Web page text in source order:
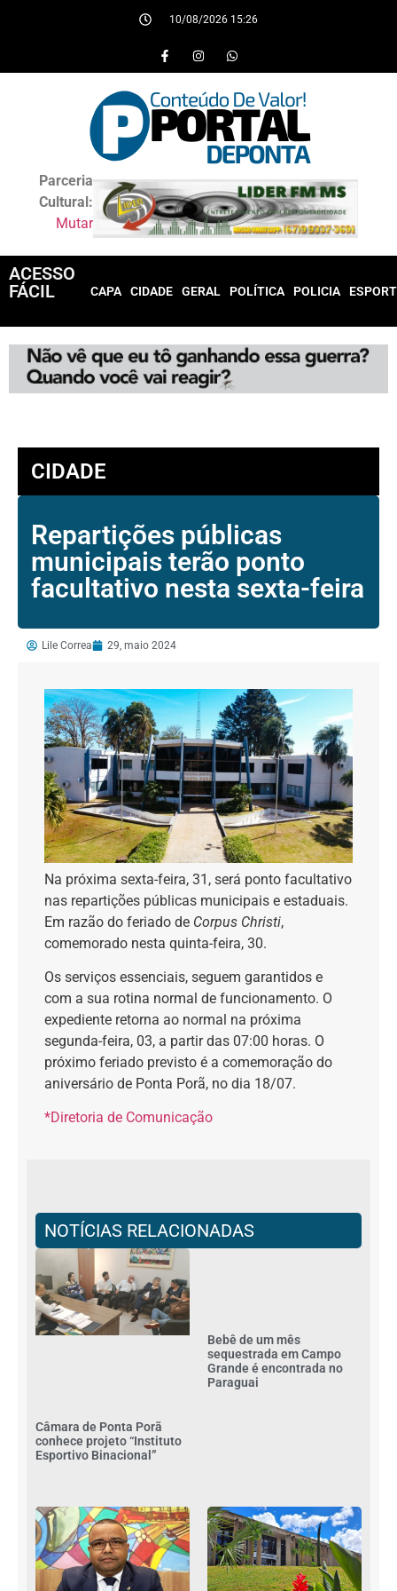
10/08/2026 15:26
Parceria
Cultural:
Mutar
ACESSO
FÁCIL
CAPA CIDADE GERAL POLÍTICA POLICIA
CIDADE
Repartições públicas
municipais terão ponto
facultativo nesta sexta-feira
Lile Correa 29, maio 2024
Na próxima sexta-feira, 31, será ponto facultativo
nas repartições públicas municipais e estaduais.
Em razão do feriado de Corpus Christi,
comemorado nesta quinta-feira, 30.
Os serviços essenciais, seguem garantidos e
com a sua rotina normal de funcionamento. O
expediente retorna ao normal na próxima
segunda-feira, 03, a partir das 07:00 horas. O
próximo feriado previsto é a comemoração do
aniversário de Ponta Porã, no dia 18/07.
*Diretoria de Comunicação
NOTÍCIAS RELACIONADAS
Câmara de Ponta Porã
conhece projeto “Instituto
Esportivo Binacional”
Bebê de um mês
sequestrada em Campo
Grande é encontrada no
Paraguai